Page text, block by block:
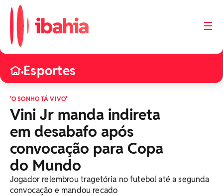
☰
•Esportes
'O SONHO TÁ VIVO'
Vini Jr manda indireta
em desabafo após
convocação para Copa
do Mundo
Jogador relembrou tragetória no futebol até a segunda
convocação e mandou recado